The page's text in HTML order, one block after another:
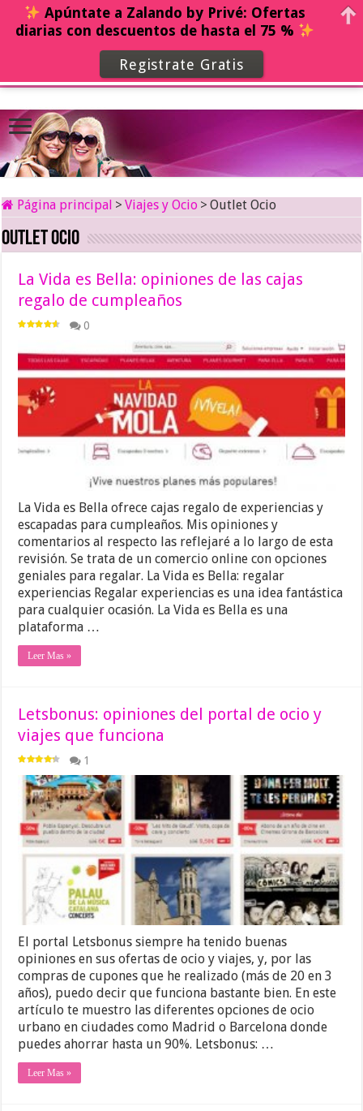
Página principal > Viajes y Ocio > Outlet Ocio
Outlet Ocio
La Vida es Bella: opiniones de las cajas
regalo de cumpleaños
0
La Vida es Bella ofrece cajas regalo de experiencias y
escapadas para cumpleaños. Mis opiniones y
comentarios al respecto las reflejaré a lo largo de esta
revisión. Se trata de un comercio online con opciones
geniales para regalar. La Vida es Bella: regalar
experiencias Regalar experiencias es una idea fantástica
para cualquier ocasión. La Vida es Bella es una
plataforma …
Leer Mas »
Letsbonus: opiniones del portal de ocio y
viajes que funciona
1
El portal Letsbonus siempre ha tenido buenas
opiniones en sus ofertas de ocio y viajes, y, por las
compras de cupones que he realizado (más de 20 en 3
años), puedo decir que funciona bastante bien. En este
artículo te muestro las diferentes opciones de ocio
urbano en ciudades como Madrid o Barcelona donde
puedes ahorrar hasta un 90%. Letsbonus: …
Leer Mas »
Apúntate a Zalando by Privé: Ofertas
diarias con descuentos de hasta el 75 %
Registrate Gratis